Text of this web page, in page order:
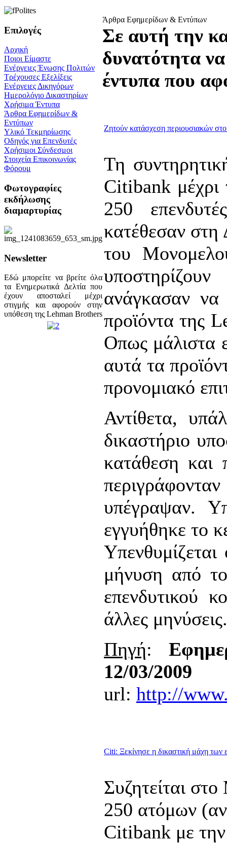
Επιλογές
Αρχική
Ποιοι Είμαστε
Ενέργειες Ένωσης Πολιτών
Τρέχουσες Εξελίξεις
Ενέργειες Δικηγόρων
Ημερολόγιο Δικαστηρίων
Χρήσιμα Έντυπα
Άρθρα Εφημερίδων &
Εντύπων
Υλικό Τεκμηρίωσης
Οδηγός για Επενδυτές
Χρήσιμοι Σύνδεσμοι
Στοιχεία Επικοινωνίας
Φόρουμ
Φωτογραφίες
εκδήλωσης
διαμαρτυρίας
Newsletter
Εδώ μπορείτε να βρείτε όλα
τα Ενημερωτικά Δελτία που
έχουν αποσταλεί μέχρι
στιγμής και αφορούν στην
υπόθεση της Lehman Brothers
Άρθρα Εφημερίδων & Εντύπων
Σε αυτή την
δυνατότητα
έντυπα που
Ζητούν κατάσχεση περιουσιακών
Τη
Citibank
250
κατέθεσαν στη
του
ανάγκασαν να
προϊόντα της
Οπως μάλιστα
αυτά τα
προνομιακό
Αντίθετα,
δικαστήριο
κατάθεση και
υπέγραψαν.
εγγυήθηκε το
μήνυση από
επενδυτικού
άλλες μηνύσεις.
Πηγή:
12/03/2009
url: http://
Citi: Ξεκίνησε η δικαστική μάχη των
Συζητείται
250 ατόμων
Citibank με